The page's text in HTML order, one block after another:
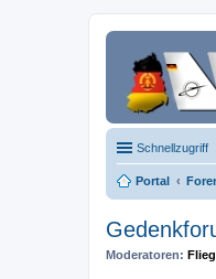
Schnellzugriff
Portal
Moderatoren: